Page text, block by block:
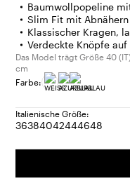
Baumwollpopeline
Slim Fit mit
Klassischer Kragen,
Verdeckte Knöpfe
Das Model trägt Größe 40
cm
Farbe:
Italienische Größe:
36Größe:
38Größe:
40Größe:
42Größe:
44Größe:
46Größe:
48Größe: